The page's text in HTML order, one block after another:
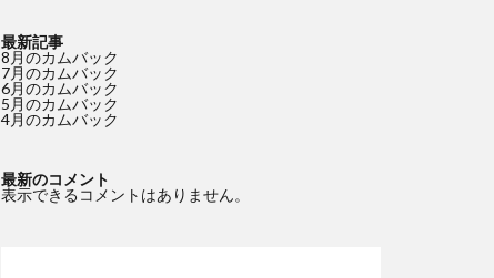
最新記事
8月のカムバック
7月のカムバック
6月のカムバック
5月のカムバック
4月のカムバック
最新のコメント
表示できるコメントはありません。